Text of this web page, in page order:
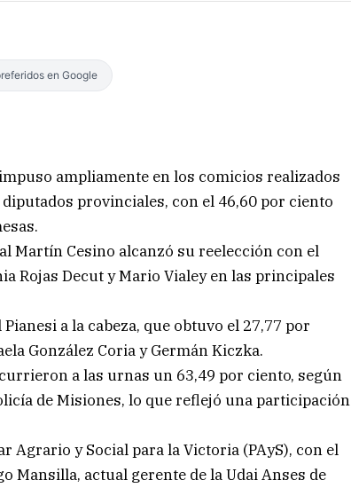
en Google
ampliamente en los comicios realizados
provinciales, con el 46,60 por ciento
Martín Cesino alcanzó su reelección con el
Rojas Decut y Mario Vialey en las principales
a la cabeza, que obtuvo el 27,77 por
González Coria y Germán Kiczka.
a las urnas un 63,49 por ciento, según
de Misiones, lo que reflejó una participación
y Social para la Victoria (PAyS), con el
Mansilla, actual gerente de la Udai Anses de